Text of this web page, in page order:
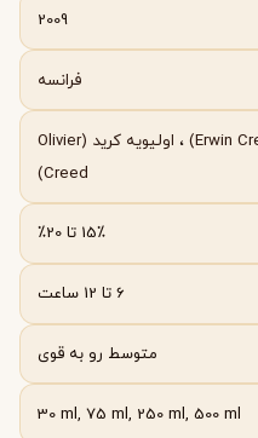
2009
فرانسه
،
اولیویه کرید (Olivier
Creed)
15٪ تا 20٪
6 تا 12 ساعت
متوسط رو به قوی
30 ml, 75 ml, 250 ml, 500 ml